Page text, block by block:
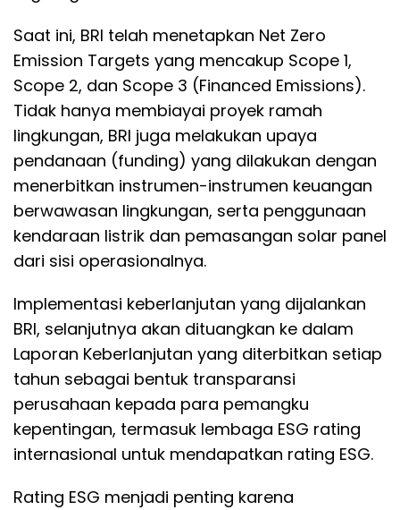
Saat ini, BRI telah menetapkan Net Zero
Emission Targets yang mencakup Scope 1,
Scope 2, dan Scope 3 (Financed Emissions).
Tidak hanya membiayai proyek ramah
lingkungan, BRI juga melakukan upaya
pendanaan (funding) yang dilakukan dengan
menerbitkan instrumen-instrumen keuangan
berwawasan lingkungan, serta penggunaan
kendaraan listrik dan pemasangan solar panel
dari sisi operasionalnya.
Implementasi keberlanjutan yang dijalankan
BRI, selanjutnya akan dituangkan ke dalam
Laporan Keberlanjutan yang diterbitkan setiap
tahun sebagai bentuk transparansi
perusahaan kepada para pemangku
kepentingan, termasuk lembaga ESG rating
internasional untuk mendapatkan rating ESG.
Rating ESG menjadi penting karena